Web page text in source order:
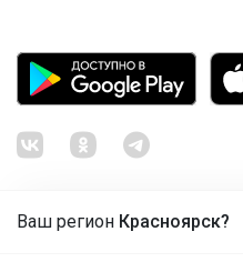
Ваш регион Красноярск?
Продолжая использовать